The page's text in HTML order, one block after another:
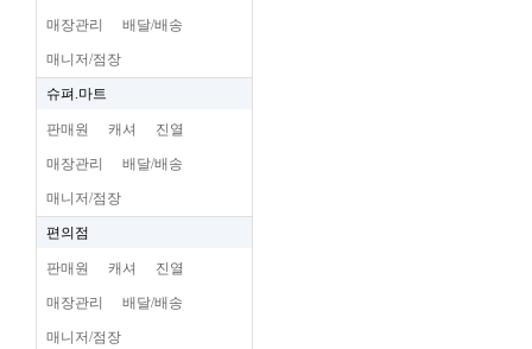
매장관리 배달/배송
매니저/점장
슈펴.마트
판매원 캐셔 진열
매장관리 배달/배송
매니저/점장
편의점
판매원 캐셔 진열
매장관리 배달/배송
매니저/점장